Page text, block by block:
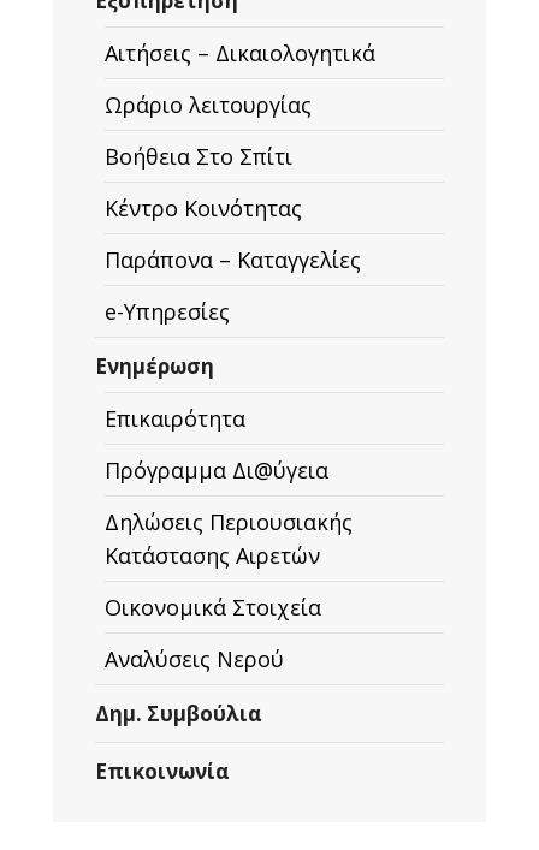
Αιτήσεις – Δικαιολογητικά
Ωράριο λειτουργίας
Βοήθεια Στο Σπίτι
Κέντρο Κοινότητας
Παράπονα – Καταγγελίες
e-Υπηρεσίες
Ενημέρωση
Επικαιρότητα
Πρόγραμμα Δι@ύγεια
Δηλώσεις Περιουσιακής
Κατάστασης Αιρετών
Οικονομικά Στοιχεία
Αναλύσεις Νερού
Δημ. Συμβούλια
Επικοινωνία